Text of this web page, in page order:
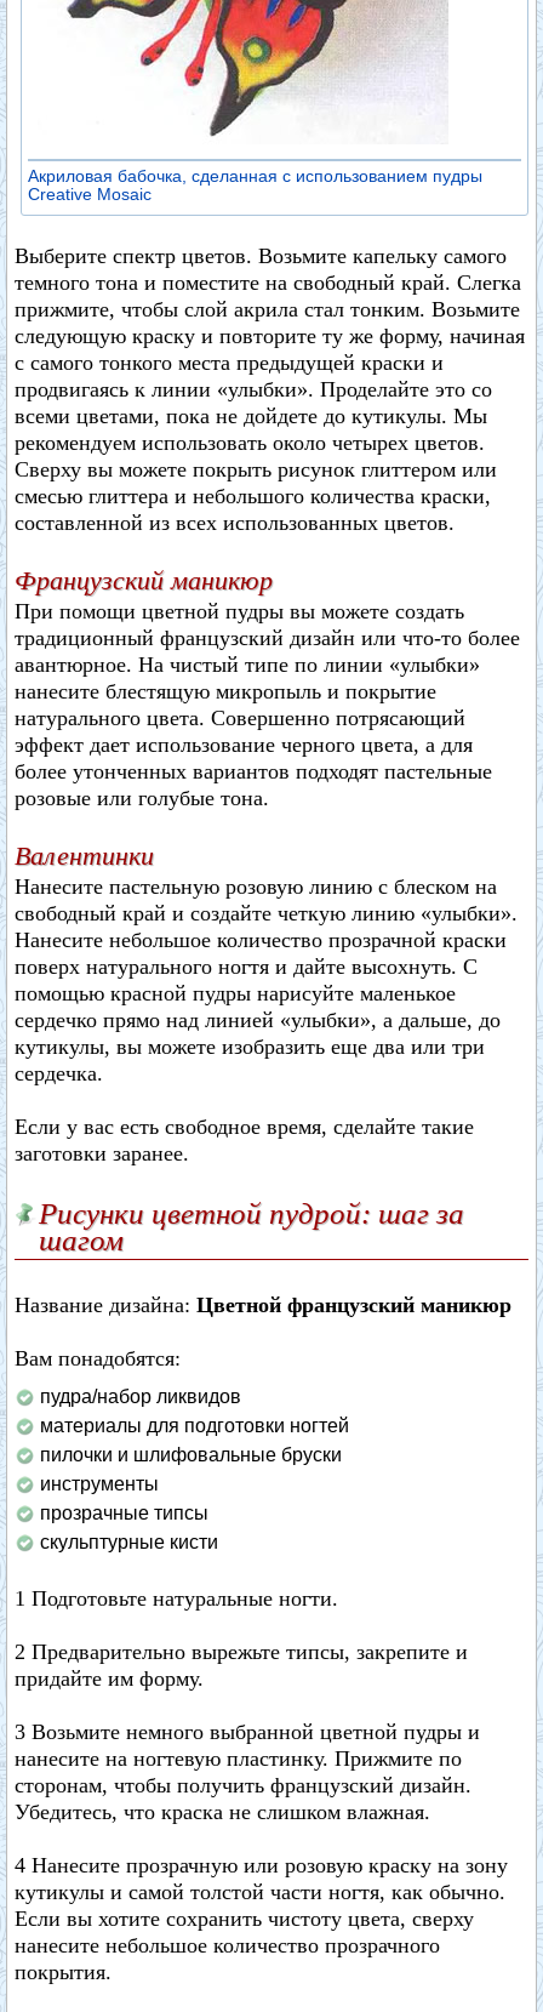
Акриловая бабочка, сделанная с использованием пудры
Creative Mosaic
Выберите спектр цветов. Возьмите капельку самого
темного тона и поместите на свободный край. Слегка
прижмите, чтобы слой акрила стал тонким. Возьмите
следующую краску и повторите ту же форму, начиная
с самого тонкого места предыдущей краски и
продвигаясь к линии «улыбки». Проделайте это со
всеми цветами, пока не дойдете до кутикулы. Мы
рекомендуем использовать около четырех цветов.
Сверху вы можете покрыть рисунок глиттером или
смесью глиттера и небольшого количества краски,
составленной из всех использованных цветов.
Французский маникюр
При помощи цветной пудры вы можете создать
традиционный французский дизайн или что-то более
авантюрное. На чистый типе по линии «улыбки»
нанесите блестящую микропыль и покрытие
натурального цвета. Совершенно потрясающий
эффект дает использование черного цвета, а для
более утонченных вариантов подходят пастельные
розовые или голубые тона.
Валентинки
Нанесите пастельную розовую линию с блеском на
свободный край и создайте четкую линию «улыбки».
Нанесите небольшое количество прозрачной краски
поверх натурального ногтя и дайте высохнуть. С
помощью красной пудры нарисуйте маленькое
сердечко прямо над линией «улыбки», а дальше, до
кутикулы, вы можете изобразить еще два или три
сердечка.
Если у вас есть свободное время, сделайте такие
заготовки заранее.
Рисунки цветной пудрой: шаг за
шагом
Название дизайна: Цветной французский маникюр
Вам понадобятся:
пудра/набор ликвидов
материалы для подготовки ногтей
пилочки и шлифовальные бруски
инструменты
прозрачные типсы
скульптурные кисти
1 Подготовьте натуральные ногти.
2 Предварительно вырежьте типсы, закрепите и
придайте им форму.
3 Возьмите немного выбранной цветной пудры и
нанесите на ногтевую пластинку. Прижмите по
сторонам, чтобы получить французский дизайн.
Убедитесь, что краска не слишком влажная.
4 Нанесите прозрачную или розовую краску на зону
кутикулы и самой толстой части ногтя, как обычно.
Если вы хотите сохранить чистоту цвета, сверху
нанесите небольшое количество прозрачного
покрытия.